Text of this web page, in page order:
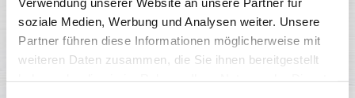
soziale Medien, Werbung und Analysen weiter. Unsere
Partner führen diese Informationen möglicherweise mit
weiteren Daten zusammen, die Sie ihnen bereitgestellt
8 Stück
3,99 €